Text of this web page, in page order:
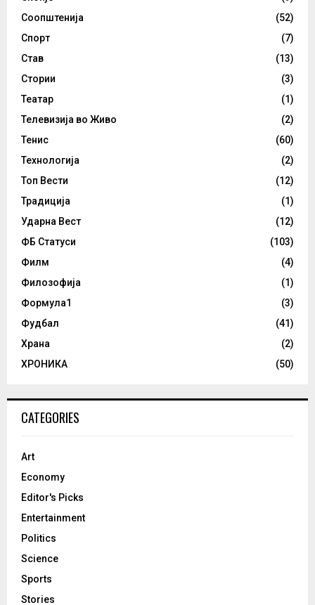
Соопштенија
(52)
Спорт
(7)
Став
(13)
Стории
(3)
Театар
(1)
Телевизија во Живо
(2)
Тенис
(60)
Технологија
(2)
Топ Вести
(12)
Традиција
(1)
Ударна Вест
(12)
ФБ Статуси
(103)
Филм
(4)
Филозофија
(1)
Формула1
(3)
Фудбал
(41)
Храна
(2)
ХРОНИКА
(50)
CATEGORIES
Art
Economy
Editor's Picks
Entertainment
Politics
Science
Sports
Stories